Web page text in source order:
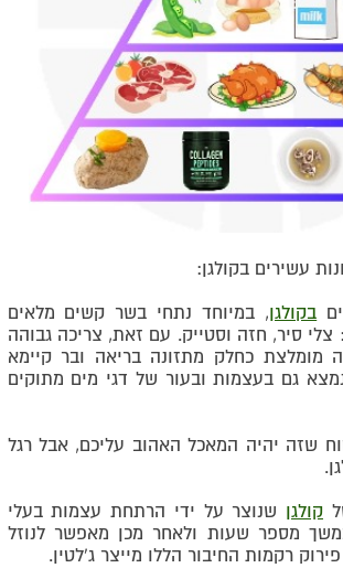
עשירים בקולגן:
בקולגן, במיוחד נתחי בשר קשים מלאים
צלי סיר, חזה וסטייק. עם זאת, צריכה גבוהה
מומלצת כחלק מתזונה בריאה ובר קיימא
גם בעצמות ובעור של דגי מים מתוקים
שזה יהיה המאכל האהוב עליכם, אבל רגל
קולגן שנוצר על ידי הרתחת עצמות בעלי
מספר שעות ולאחר מכן מאפשר לנוזל
רקמות החיבור הללו מייצר ג'לטין.